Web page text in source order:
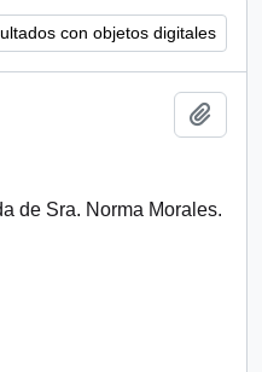
con objetos digitales
de Sra. Norma Morales.